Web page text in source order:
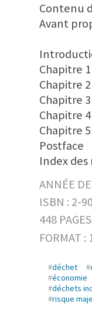
Contenu
Avant
Chapitre
Chapitre
Chapitre
Chapitre
Chapitre
Postface
Index
ANNÉE
ISBN : 2-
448 PAGES
FORMAT :
#déchet #
#économie
#déchets
#risque